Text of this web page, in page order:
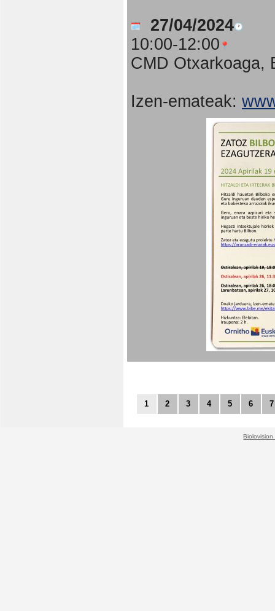
27/04/2024
10:00-12:00
CMD Otxarkoaga,
Izen-emateak:
1 2 3 4 5 6 7
Biolovision